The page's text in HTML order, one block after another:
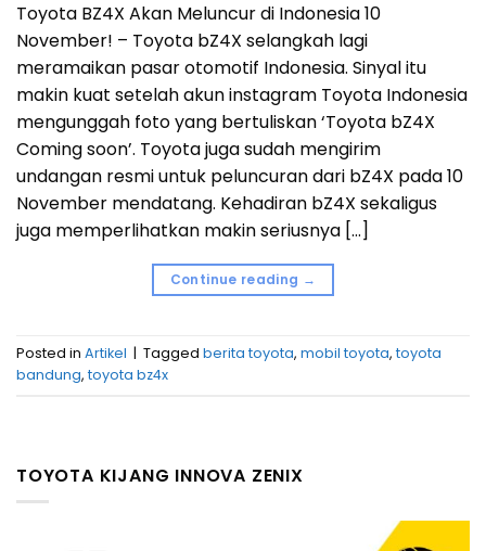
Toyota BZ4X Akan Meluncur di Indonesia 10
November! – Toyota bZ4X selangkah lagi
meramaikan pasar otomotif Indonesia. Sinyal itu
makin kuat setelah akun instagram Toyota Indonesia
mengunggah foto yang bertuliskan ‘Toyota bZ4X
Coming soon’. Toyota juga sudah mengirim
undangan resmi untuk peluncuran dari bZ4X pada 10
November mendatang. Kehadiran bZ4X sekaligus
juga memperlihatkan makin seriusnya […]
Continue reading →
Posted in Artikel | Tagged berita toyota, mobil toyota, toyota
bandung, toyota bz4x
TOYOTA KIJANG INNOVA ZENIX